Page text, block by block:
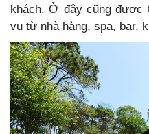
khách. Ở đây cũng được
vụ từ nhà hàng, spa, bar,